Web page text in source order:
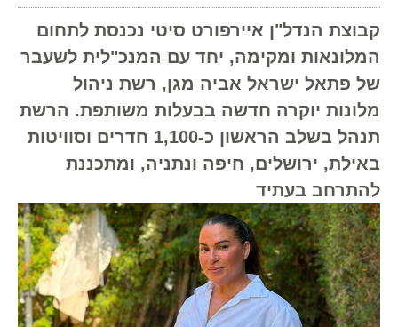
קבוצת הנדל"ן איירפורט סיטי נכנסת לתחום
המלונאות ומקימה, יחד עם המנכ"לית לשעבר
של פתאל ישראל אביה מגן, רשת ניהול
מלונות יוקרה חדשה בבעלות משותפת. הרשת
תנהל בשלב הראשון כ-1,100 חדרים וסוויטות
באילת, ירושלים, חיפה ונתניה, ומתכננת
להתרחב בעתיד